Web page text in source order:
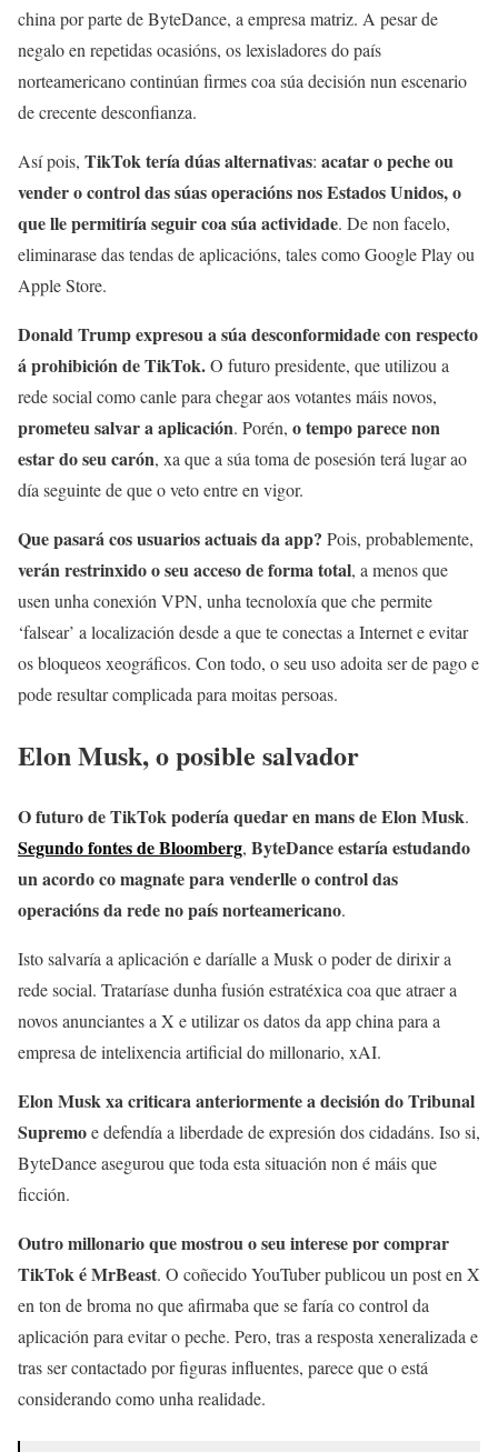
china por parte de ByteDance, a empresa matriz. A pesar de
negalo en repetidas ocasións, os lexisladores do país
norteamericano continúan firmes coa súa decisión nun escenario
de crecente desconfianza.
Así pois, TikTok tería dúas alternativas: acatar o peche ou
vender o control das súas operacións nos Estados Unidos, o
que lle permitiría seguir coa súa actividade. De non facelo,
eliminarase das tendas de aplicacións, tales como Google Play ou
Apple Store.
Donald Trump expresou a súa desconformidade con respecto
á prohibición de TikTok.O futuro presidente, que utilizou a
rede social como canle para chegar aos votantes máis novos,
prometeu salvar a aplicación. Porén, o tempo parece non
estar do seu carón, xa que a súa toma de posesión terá lugar ao
día seguinte de que o veto entre en vigor.
Que pasará cos usuarios actuais da app? Pois, probablemente,
verán restrinxido o seu acceso de forma total, a menos que
usen unha conexión VPN, unha tecnoloxía que che permite
‘falsear’ a localización desde a que te conectas a Internet e evitar
os bloqueos xeográficos. Con todo, o seu uso adoita ser de pago e
pode resultar complicada para moitas persoas.
Elon Musk, o posible salvador
O futuro de TikTok podería quedar en mans de Elon Musk.
Segundo fontes de Bloomberg, ByteDance estaría estudando
un acordo co magnate para venderlle o control das
operacións da rede no país norteamericano.
Isto salvaría a aplicación e daríalle a Musk o poder de dirixir a
rede social. Trataríase dunha fusión estratéxica coa que atraer a
novos anunciantes a X e utilizar os datos da app china para a
empresa de intelixencia artificial do millonario, xAI.
Elon Musk xa criticara anteriormente a decisión do Tribunal
Supremoe defendía a liberdade de expresión dos cidadáns. Iso si,
ByteDance asegurou que toda esta situación non é máis que
ficción.
Outro millonario que mostrou o seu interese por comprar
TikTok é MrBeast. O coñecido YouTuber publicou un post en X
en ton de broma no que afirmaba que se faría co control da
aplicación para evitar o peche. Pero, tras a resposta xeneralizada e
tras ser contactado por figuras influentes, parece que o está
considerando como unha realidade.